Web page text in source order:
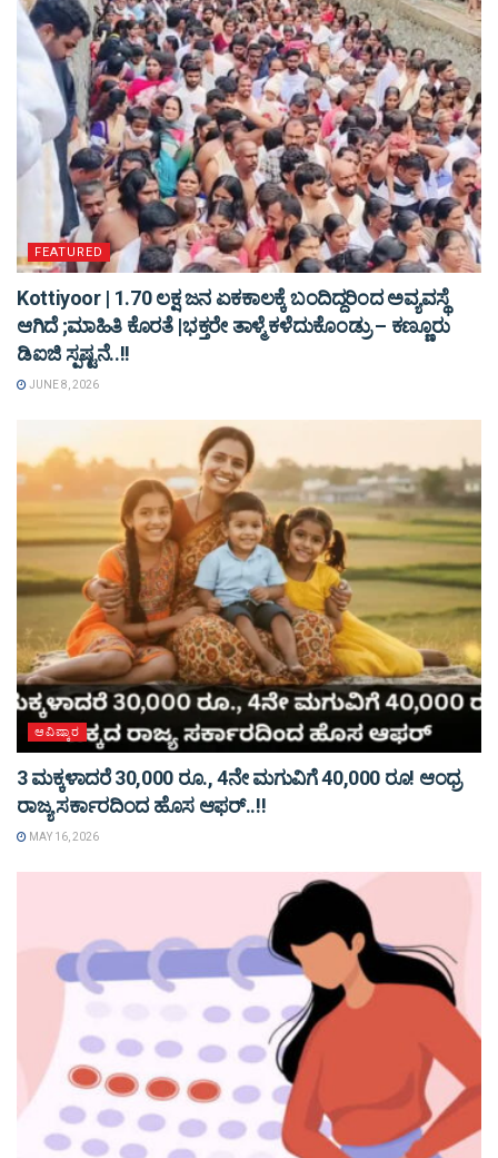
FEATURED
Kottiyoor | 1.70 ಲಕ್ಷ ಜನ ಏಕಕಾಲಕ್ಕೆ ಬಂದಿದ್ದರಿಂದ ಅವ್ಯವಸ್ಥೆ
ಆಗಿದೆ ;ಮಾಹಿತಿ ಕೊರತೆ |ಭಕ್ತರೇ ತಾಳ್ಮೆ ಕಳೆದುಕೊಂಡ್ರು – ಕಣ್ಣೂರು
ಡಿಐಜಿ ಸ್ಪಷ್ಟನೆ..!!
JUNE 8, 2026
ಆವಿಷ್ಕಾರ
3 ಮಕ್ಕಳಾದರೆ 30,000 ರೂ., 4ನೇ ಮಗುವಿಗೆ 40,000 ರೂ! ಆಂಧ್ರ
ರಾಜ್ಯ ಸರ್ಕಾರದಿಂದ ಹೊಸ ಆಫರ್..!!
MAY 16, 2026